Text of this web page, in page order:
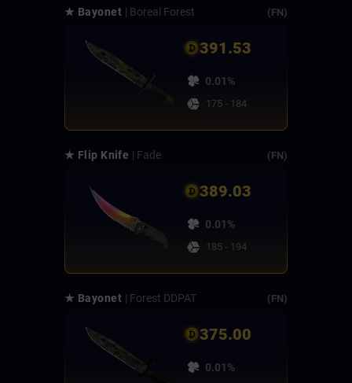
★ Bayonet | Boreal Forest (FN)
391.53
0.01%
175 - 184
★ Flip Knife | Fade (FN)
389.03
0.01%
185 - 194
★ Bayonet | Forest DDPAT (FN)
375.00
0.01%